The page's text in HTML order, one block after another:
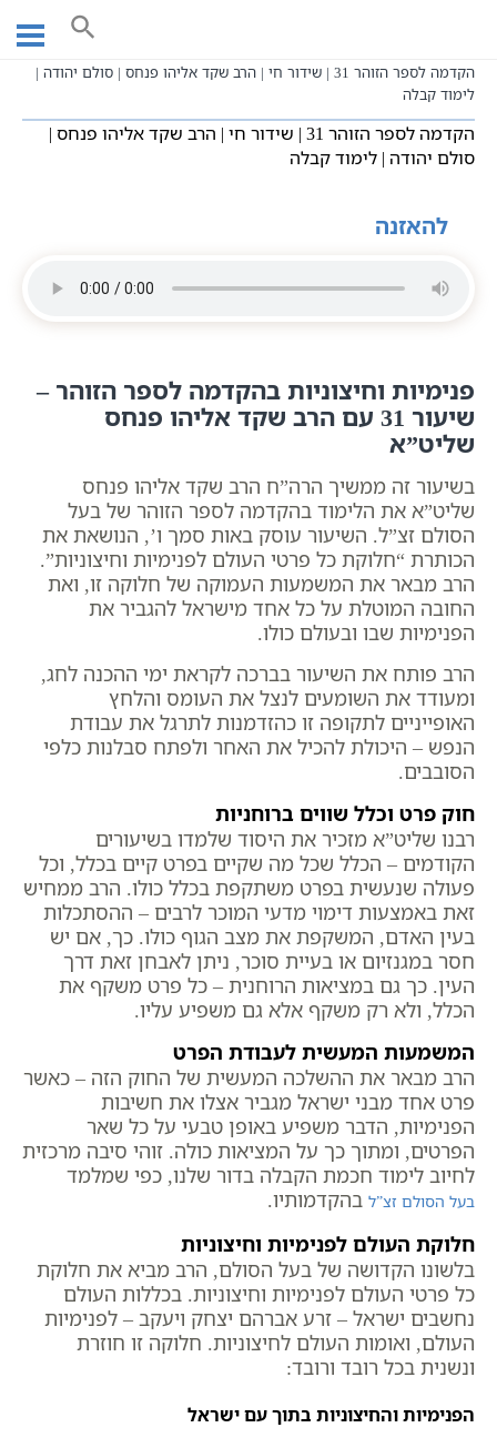
content
שיעורי קבלה כתבי אשלג
הקדמה לספר הזוהר 31 | שידור חי | הרב שקד אליהו פנחס | סולם יהודה |
לימוד קבלה
הקדמה לספר הזוהר 31 | שידור חי | הרב שקד אליהו פנחס |
סולם יהודה | לימוד קבלה
להאזנה
פנימיות וחיצוניות בהקדמה לספר הזוהר –
שיעור 31 עם הרב שקד אליהו פנחס
שליט”א
בשיעור זה ממשיך הרה”ח הרב שקד אליהו פנחס
שליט”א את הלימוד בהקדמה לספר הזוהר של בעל
הסולם זצ”ל. השיעור עוסק באות סמך ו’, הנושאת את
הכותרת “חלוקת כל פרטי העולם לפנימיות וחיצוניות”.
הרב מבאר את המשמעות העמוקה של חלוקה זו, ואת
החובה המוטלת על כל אחד מישראל להגביר את
הפנימיות שבו ובעולם כולו.
הרב פותח את השיעור בברכה לקראת ימי ההכנה לחג,
ומעודד את השומעים לנצל את העומס והלחץ
האופייניים לתקופה זו כהזדמנות לתרגל את עבודת
הנפש – היכולת להכיל את האחר ולפתח סבלנות כלפי
הסובבים.
חוק פרט וכלל שווים ברוחניות
רבנו שליט”א מזכיר את היסוד שלמדו בשיעורים
הקודמים – הכלל שכל מה שקיים בפרט קיים בכלל, וכל
פעולה שנעשית בפרט משתקפת בכלל כולו. הרב ממחיש
זאת באמצעות דימוי מדעי המוכר לרבים – ההסתכלות
בעין האדם, המשקפת את מצב הגוף כולו. כך, אם יש
חסר במגנזיום או בעיית סוכר, ניתן לאבחן זאת דרך
העין. כך גם במציאות הרוחנית – כל פרט משקף את
הכלל, ולא רק משקף אלא גם משפיע עליו.
המשמעות המעשית לעבודת הפרט
הרב מבאר את ההשלכה המעשית של החוק הזה – כאשר
פרט אחד מבני ישראל מגביר אצלו את חשיבות
הפנימיות, הדבר משפיע באופן טבעי על כל שאר
הפרטים, ומתוך כך על המציאות כולה. זוהי סיבה מרכזית
לחיוב לימוד חכמת הקבלה בדור שלנו, כפי שמלמד
בעל הסולם זצ”ל בהקדמותיו.
חלוקת העולם לפנימיות וחיצוניות
בלשונו הקדושה של בעל הסולם, הרב מביא את חלוקת
כל פרטי העולם לפנימיות וחיצוניות. בכללות העולם
נחשבים ישראל – זרע אברהם יצחק ויעקב – לפנימיות
העולם, ואומות העולם לחיצוניות. חלוקה זו חוזרת
ונשנית בכל רובד ורובד:
הפנימיות והחיצוניות בתוך עם ישראל